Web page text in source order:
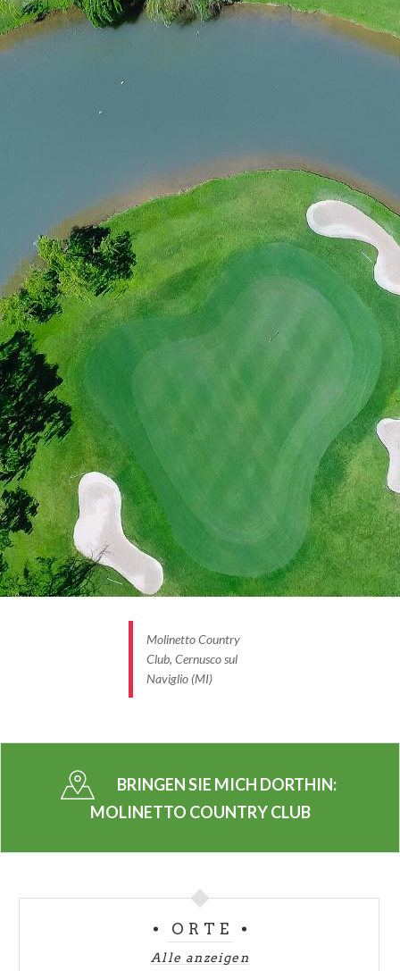
Länge: 5914 m
Saisondauer
: ganzjährig.
Molinetto Country
Club, Cernusco sul
Naviglio (MI)
BRINGEN SIE MICH DORTHIN:
MOLINETTO COUNTRY CLUB
ORTE
Alle anzeigen